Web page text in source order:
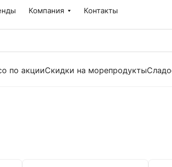
Компания Контакты
по акцииСкидки на морепродукты